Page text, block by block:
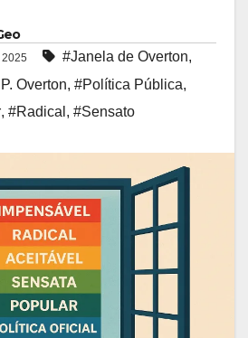
#Janela de Overton,
Overton, #Política Pública,
, #Radical , #Sensato